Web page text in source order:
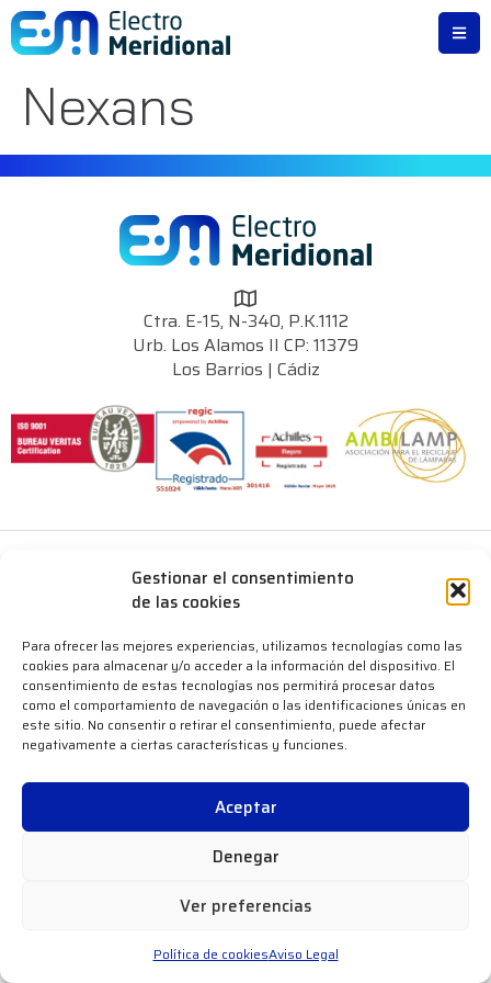
Gestionar el consentimiento
de las cookies
Para ofrecer las mejores experiencias, utilizamos tecnologías como las
cookies para almacenar y/o acceder a la información del dispositivo. El
consentimiento de estas tecnologías nos permitirá procesar datos
como el comportamiento de navegación o las identificaciones únicas en
este sitio. No consentir o retirar el consentimiento, puede afectar
negativamente a ciertas características y funciones.
Aceptar
Denegar
Ver preferencias
Política de cookiesAviso Legal
Nexans
Ctra. E-15, N-340, P.K.1112
Urb. Los Alamos II CP: 11379
Los Barrios | Cádiz
Diseñada porKimau Estudio